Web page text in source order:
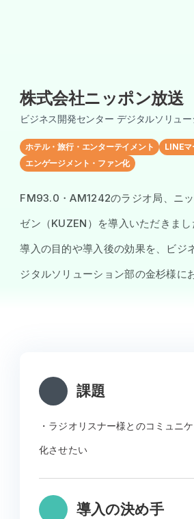
株式会社ニッポン放送
ビジネス開発センター デジタルソリュ
ホテル・旅行・エンターテイメント
LINEマ
エンゲージメント・ファン化
FM93.0・AM1242のラジオ局、ニ
ゼン（KUZEN）を導入いただきまし
導入の目的や導入後の効果を、ビジ
ジタルソリューション部の金杉様に
課題
・ラジオリスナー様とのコミュニ
化させたい
導入の決め手